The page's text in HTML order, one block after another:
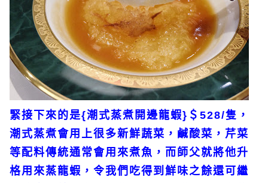
緊接下來的是{潮式蒸煮開邊龍蝦}＄528/隻，
潮式蒸煮會用上很多新鮮蔬菜，鹹酸菜，芹菜
等配料傳統通常會用來煮魚，而師父就將他升
格用來蒸龍蝦，令我們吃得到鮮味之餘還可繼